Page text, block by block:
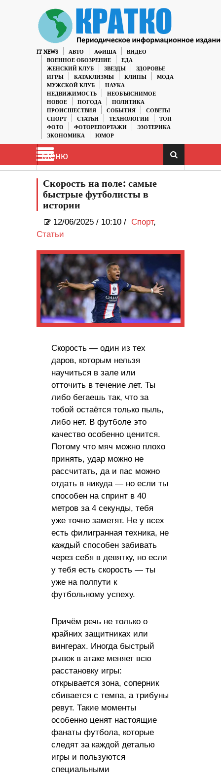
IT NEWS АВТО АФИША
ВИДЕО
ВОЕННОЕ ОБОЗРЕНИЕ
ЕДА
ЖЕНСКИЙ КЛУБ
ЗВЕЗДЫ
ЗДОРОВЬЕ
ИГРЫ
КАТАКЛИЗМЫ КЛИПЫ
МОДА
МУЖСКОЙ КЛУБ
НАУКА
НЕДВИЖИМОСТЬ
НЕОБЪЯСНИМОЕ
НОВОЕ
ПОГОДА
ПОЛИТИКА
ПРОИСШЕСТВИЯ
СОБЫТИЯ
СОВЕТЫ
СПОРТ
СТАТЬИ ТЕХНОЛОГИИ
ТОП
ФОТО
ФОТОРЕПОРТАЖИ
ЭЗОТЕРИКА
ЭКОНОМИКА
ЮМОР
Меню
Скорость на поле: самые
быстрые футболисты в
истории
12/06/2025 / 10:10 / Спорт,
Статьи
Скорость — один из тех
даров, которым нельзя
научиться в зале или
отточить в течение лет. Ты
либо бегаешь так, что за
тобой остаётся только пыль,
либо нет. В футболе это
качество особенно ценится.
Потому что мяч можно плохо
принять, удар можно не
рассчитать, да и пас можно
отдать в никуда — но если ты
способен на спринт в 40
метров за 4 секунды, тебя
уже точно заметят. Не у всех
есть филигранная техника, не
каждый способен забивать
через себя в девятку, но если
у тебя есть скорость — ты
уже на полпути к
футбольному успеху.
Причём речь не только о
крайних защитниках или
вингерах. Иногда быстрый
рывок в атаке меняет всю
расстановку игры:
открывается зона, соперник
сбивается с темпа, а трибуны
ревут. Такие моменты
особенно ценят настоящие
фанаты футбола, которые
следят за каждой деталью
игры и пользуются
специальными